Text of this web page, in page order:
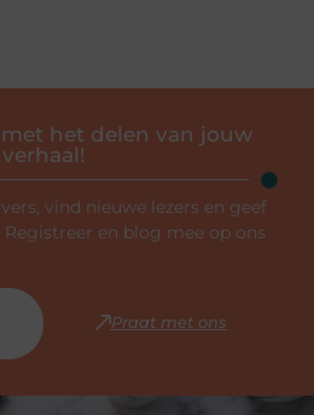
het delen van jouw
verhaal!
vind nieuwe lezers en geef
en blog mee op ons
Praat met ons